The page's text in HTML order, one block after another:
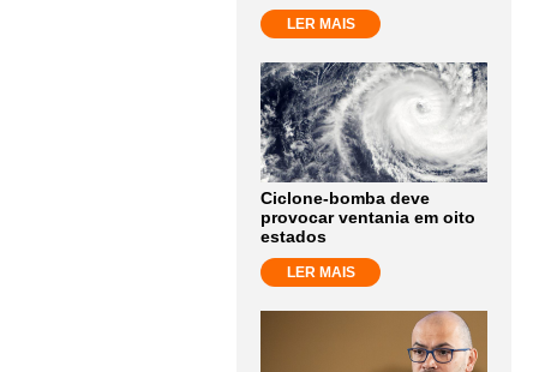
LER MAIS
Ciclone-bomba deve
provocar ventania em oito
estados
LER MAIS